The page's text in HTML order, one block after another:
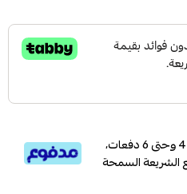
قسم دفعاتك بطريقة ميسرة إلى 4 وحتى 6 دفعات،
الشريعة السمحة